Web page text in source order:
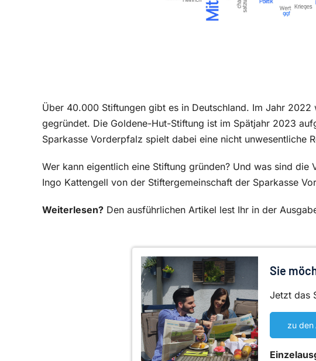
Über 40.000 Stiftungen gibt es in Deutschland. Im Jahr
gegründet. Die Goldene-Hut-Stiftung ist im Spätjahr 2023
Sparkasse Vorderpfalz spielt dabei eine nicht unwesentliche
Wer kann eigentlich eine Stiftung gründen? Und was sind die
Ingo Kattengell von der Stiftergemeinschaft der Sparkasse
Weiterlesen? Den ausführlichen Artikel lest Ihr in der
Sie
Jetzt das
zu den